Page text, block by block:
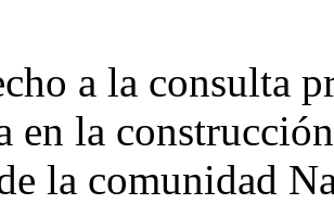
a la consulta
en la
la comunidad